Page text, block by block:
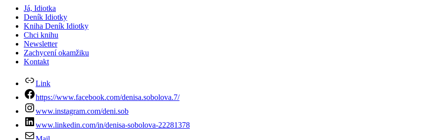
Já, Idiotka
Deník Idiotky
Kniha Deník Idiotky
Chci knihu
Newsletter
Zachycení okamžiku
Kontakt
Link
https://www.facebook.com/denisa.sobolova.7/
www.instagram.com/deni.sob
www.linkedin.com/in/denisa-sobolova-22281378